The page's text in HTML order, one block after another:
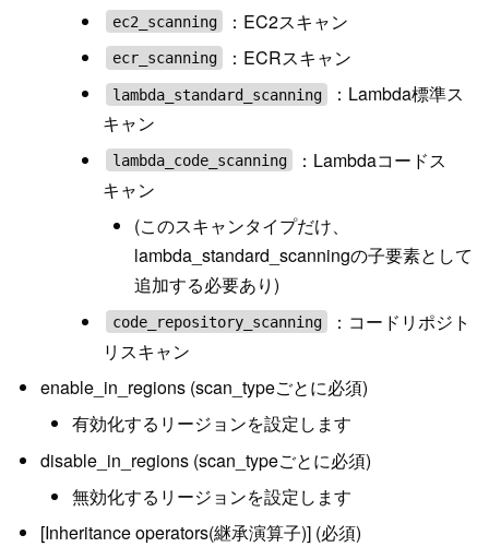
ec2_scanning ：EC2スキャン
ecr_scanning ：ECRスキャン
lambda_standard_scanning
：Lambda標準ス
キャン
lambda_code_scanning
：Lambdaコードス
キャン
(このスキャンタイプだけ、
lambda_standard_scanningの子要素として
追加する必要あり)
code_repository_scanning
：コードリポジト
リスキャン
enable_in_regions (scan_typeごとに必須)
有効化するリージョンを設定します
disable_in_regions (scan_typeごとに必須)
無効化するリージョンを設定します
[Inheritance operators(継承演算子)] (必須)